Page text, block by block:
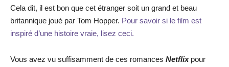
Cela dit, il est bon que cet étranger soit un grand et beau
britannique joué par Tom Hopper. Pour savoir si le film est
inspiré d’une histoire vraie, lisez ceci.
Vous avez vu suffisamment de ces romances Netflix pour